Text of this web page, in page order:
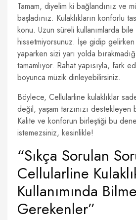
Tamam, diyelim ki bağlandınız ve
başladınız. Kulaklıkların konforlu
konu. Uzun süreli kullanımlarda bile
hissetmiyorsunuz. İşe gidip
yaparken sizi yarı yolda
tamamlıyor. Rahat yapısıyla, fark
boyunca müzik dinleyebilirsiniz.
Böylece, Cellularline kulaklıklar
değil, yaşam tarzınızı destekleyen
Kalite ve konforun birleştiği bu
istemezsiniz, kesinlikle!
“Sıkça Sorulan
Cellularline
Kullanımında
Gerekenler”